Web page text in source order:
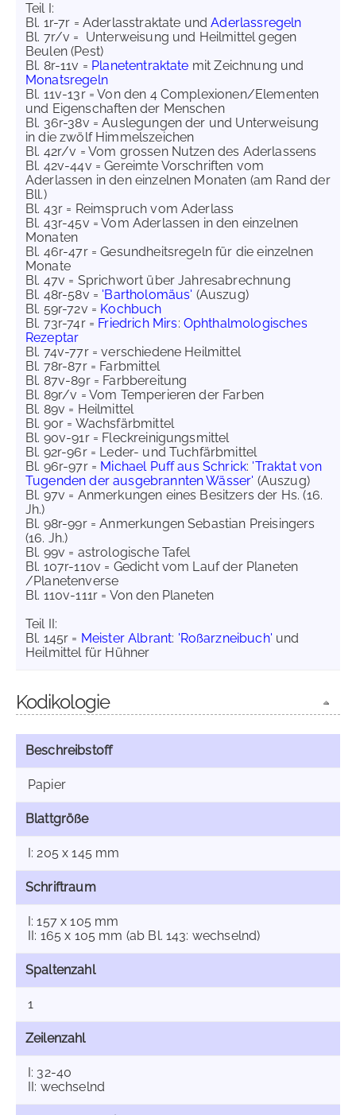
Teil I:
Bl. 1r-7r = Aderlasstraktate undAderlassregeln
Bl. 7r/v = Unterweisung und Heilmittel gegen
Beulen (Pest)
Bl. 8r-11v = Planetentraktate mit Zeichnung und
Monatsregeln
Bl. 11v-13r = Von den 4 Complexionen/Elementen
und Eigenschaften der Menschen
Bl. 36r-38v = Auslegungen der und Unterweisung
in die zwölf Himmelszeichen
Bl. 42r/v = Vom grossen Nutzen des Aderlassens
Bl. 42v-44v = Gereimte Vorschriften vom
Aderlassen in den einzelnen Monaten (am Rand der
Bll.)
Bl. 43r = Reimspruch vom Aderlass
Bl. 43r-45v = Vom Aderlassen in den einzelnen
Monaten
Bl. 46r-47r = Gesundheitsregeln für die einzelnen
Monate
Bl. 47v = Sprichwort über Jahresabrechnung
Bl. 48r-58v = 'Bartholomäus' (Auszug)
Bl. 59r-72v = Kochbuch
Bl. 73r-74r = Friedrich Mirs: Ophthalmologisches
Rezeptar
Bl. 74v-77r = verschiedene Heilmittel
Bl. 78r-87r = Farbmittel
Bl. 87v-89r = Farbbereitung
Bl. 89r/v = Vom Temperieren der Farben
Bl. 89v = Heilmittel
Bl. 90r = Wachsfärbmittel
Bl. 90v-91r = Fleckreinigungsmittel
Bl. 92r-96r = Leder- und Tuchfärbmittel
Bl. 96r-97r = Michael Puff aus Schrick: 'Traktat von
Tugenden der ausgebrannten Wässer' (Auszug)
Bl. 97v = Anmerkungen eines Besitzers der Hs. (16.
Jh.)
Bl. 98r-99r = Anmerkungen Sebastian Preisingers
(16. Jh.)
Bl. 99v = astrologische Tafel
Bl. 107r-110v = Gedicht vom Lauf der Planeten
/Planetenverse
Bl. 110v-111r = Von den Planeten
Teil II:
Bl. 145r = Meister Albrant: 'Roßarzneibuch' und
Heilmittel für Hühner
Kodikologie
Beschreibstoff
Papier
Blattgröße
I: 205 x 145 mm
Schriftraum
I: 157 x 105 mm
II: 165 x 105 mm (ab Bl. 143: wechselnd)
Spaltenzahl
1
Zeilenzahl
I: 32-40
II: wechselnd